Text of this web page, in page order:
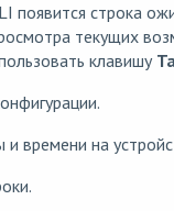
появится строка
текущих
клавишу
времени на